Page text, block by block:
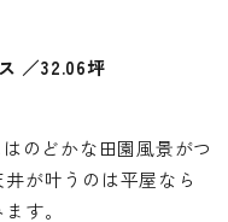
／32.06坪
のどかな田園風景がつ
が叶うのは平屋なら
す。